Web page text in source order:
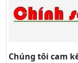
Chúng tôi cam